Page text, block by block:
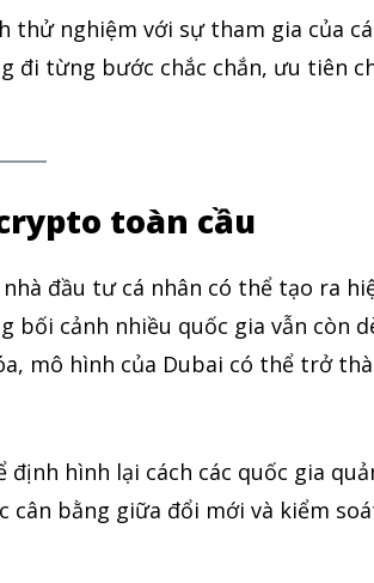
thử nghiệm với sự tham gia của
đi từng bước chắc chắn, ưu tiên
toàn cầu
đầu tư cá nhân có thể tạo ra
bối cảnh nhiều quốc gia vẫn còn
mô hình của Dubai có thể trở
hình lại cách các quốc gia
bằng giữa đổi mới và kiểm